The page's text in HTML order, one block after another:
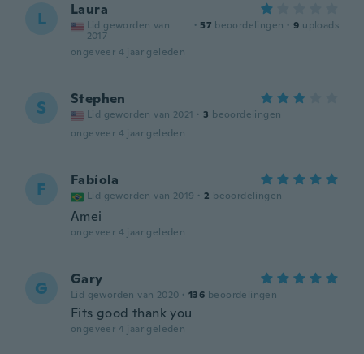
L Laura
Lid geworden van
2017
· 57 beoordelingen · 9 uploads
ongeveer 4 jaar geleden
S Stephen
Lid geworden van 2021 · 3 beoordelingen
ongeveer 4 jaar geleden
F Fabíola
Lid geworden van 2019 · 2 beoordelingen
Amei
ongeveer 4 jaar geleden
G Gary
Lid geworden van 2020 · 136 beoordelingen
Fits good thank you
ongeveer 4 jaar geleden